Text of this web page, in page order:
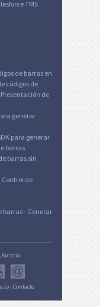
TMS
de barras en
códigos de
Presentación de
generar
para generar
barras
barras sin
Control de
barras- Generar
Austria
| Contacto